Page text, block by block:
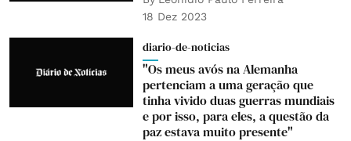
18 Dez 2023
diario-de-noticias
"Os meus avós na Alemanha
pertenciam a uma geração que
tinha vivido duas guerras mundiais
e por isso, para eles, a questão da
paz estava muito presente"